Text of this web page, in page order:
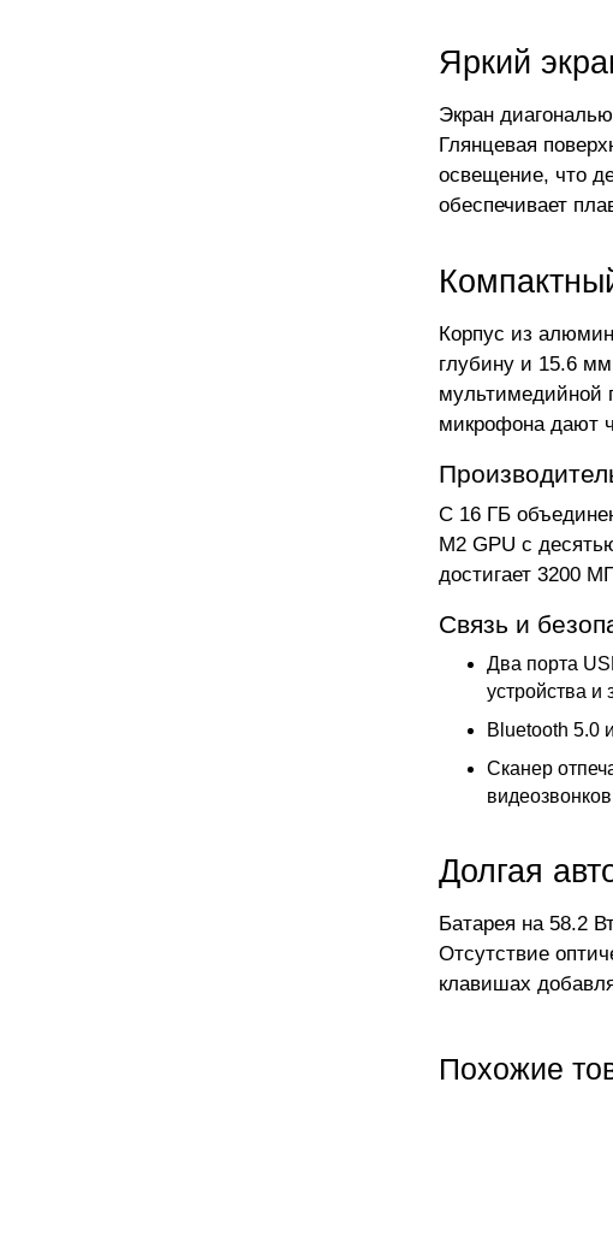
Яркий
Экран
Глянцевая
освещение, что
обеспечивает
Корпус из
глубину и 15.6
мультимедийной
микрофона дают
С 16 ГБ
M2 GPU с
достигает 3200
Связь и
Два порта
устройства и
Bluetooth 5.0
Сканер
Долгая
Батарея на 58.2
Отсутствие
клавишах
Похожие